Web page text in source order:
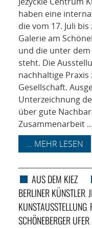
haben eine
die vom 17. Juli
Galerie am
und die unter dem
steht. Die
nachhaltige
Gesellschaft.
Unterzeichnung
über gute
Zusammenarbeit
... MEHR LESEN
AUS DEM KIEZ
BERLINER KÜNSTLER,
KUNSTAUSSTELLUNG,
SCHÖNEBERGER UFER,